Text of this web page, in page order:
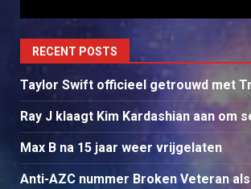
RECENT POSTS
Taylor Swift officieel getrouwd met
Ray J klaagt Kim Kardashian aan om
Max B na 15 jaar weer vrijgelaten
Anti-AZC nummer Broken Veteran